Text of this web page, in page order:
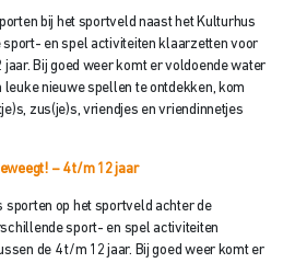
bij het sportveld naast het Kulturhus
sport- en spel activiteiten klaarzetten voor
Bij goed weer komt er voldoende water
leuke nieuwe spellen te ontdekken, kom
zus(je)s, vriendjes en vriendinnetjes
– 4 t/m 12 jaar
sporten op het sportveld achter de
sport- en spel activiteiten
de 4 t/m 12 jaar. Bij goed weer komt er